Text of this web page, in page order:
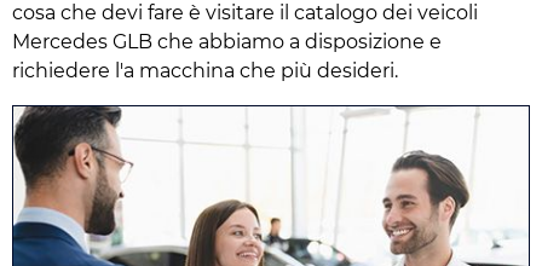
cosa che devi fare è visitare il catalogo dei veicoli
Mercedes GLB che abbiamo a disposizione e
richiedere l'a macchina che più desideri.